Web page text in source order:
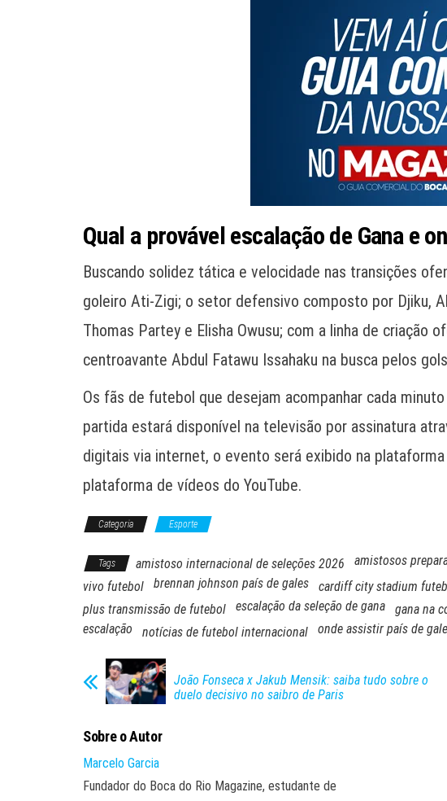
Qual a provável escalação de Gana e
Buscando solidez tática e velocidade nas transições
goleiro Ati-Zigi; o setor defensivo composto por Djiku,
Thomas Partey e Elisha Owusu; com a linha de criação
centroavante Abdul Fatawu Issahaku na busca pelos
Os fãs de futebol que desejam acompanhar cada
partida estará disponível na televisão por assinatura
digitais via internet, o evento será exibido na
plataforma de vídeos do YouTube.
Categoria Esporte
Tags amistoso internacional de seleções 2026 amistosos
vivo futebol
brennan johnson país de gales cardiff city stadium
plus transmissão de futebol
escalação da seleção de gana gana na
escalação
notícias de futebol internacional onde assistir país de
João Fonseca x Jakub Mensik: saiba tudo sobre o
duelo decisivo no saibro de Paris
Sobre o Autor
Marcelo Garcia
Fundador do Boca do Rio Magazine, estudante de